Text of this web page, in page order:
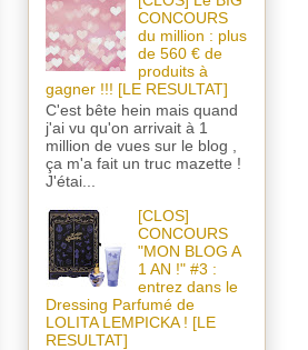
CONCOURS
du million : plus
de 560 € de
produits à
gagner !!! [LE RESULTAT]
C'est bête hein mais quand
j'ai vu qu'on arrivait à 1
million de vues sur le blog ,
ça m'a fait un truc mazette !
J'étai...
[CLOS]
CONCOURS
"MON BLOG A
1 AN !" #3 :
entrez dans le
Dressing Parfumé de
LOLITA LEMPICKA ! [LE
RESULTAT]